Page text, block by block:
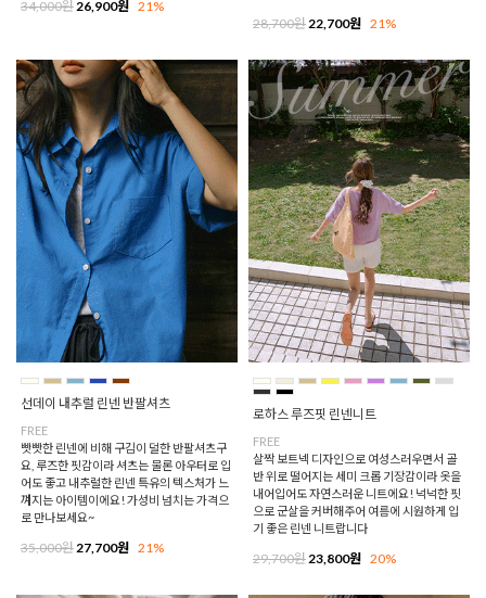
34,000원26,900원 21%
28,700원22,700원 21%
선데이 내추럴 린넨 반팔셔츠
FREE
빳빳한 린넨에 비해 구김이 덜한 반팔셔츠구
요, 루즈한 핏감이라 셔츠는 물론 아우터로 입
어도 좋고 내추럴한 린넨 특유의 텍스처가 느
껴지는 아이템이에요! 가성비 넘치는 가격으
로 만나보세요~
35,000원 27,700원 21%
로하스 루즈핏 린넨니트
FREE
살짝 보트넥 디자인으로 여성스러우면서 골
반 위로 떨어지는 세미 크롭 기장감이라 옷을
내어입어도 자연스러운 니트에요! 넉넉한 핏
으로 군살을 커버해주어 여름에 시원하게 입
기 좋은 린넨 니트랍니다
29,700원 23,800원 20%